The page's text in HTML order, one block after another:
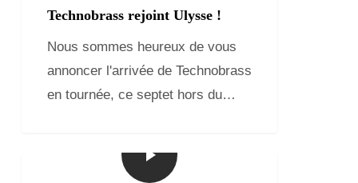
Technobrass rejoint Ulysse !
Nous sommes heureux de vous
annoncer l'arrivée de Technobrass
en tournée, ce septet hors du…